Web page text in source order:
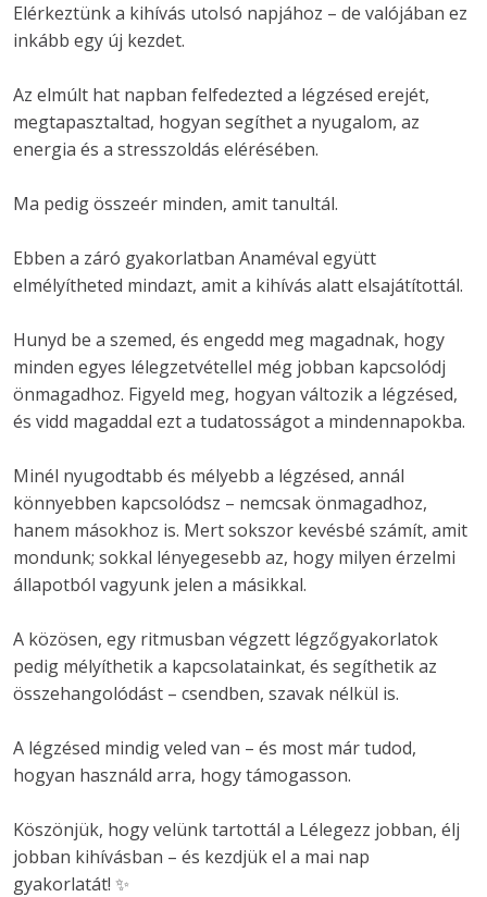
Elérkeztünk a kihívás utolsó napjához – de valójában ez
inkább egy új kezdet.
Az elmúlt hat napban felfedezted a légzésed erejét,
megtapasztaltad, hogyan segíthet a nyugalom, az
energia és a stresszoldás elérésében.
Ma pedig összeér minden, amit tanultál.
Ebben a záró gyakorlatban Anaméval együtt
elmélyítheted mindazt, amit a kihívás alatt elsajátítottál.
Hunyd be a szemed, és engedd meg magadnak, hogy
minden egyes lélegzetvétellel még jobban kapcsolódj
önmagadhoz. Figyeld meg, hogyan változik a légzésed,
és vidd magaddal ezt a tudatosságot a mindennapokba.
Minél nyugodtabb és mélyebb a légzésed, annál
könnyebben kapcsolódsz – nemcsak önmagadhoz,
hanem másokhoz is. Mert sokszor kevésbé számít, amit
mondunk; sokkal lényegesebb az, hogy milyen érzelmi
állapotból vagyunk jelen a másikkal.
A közösen, egy ritmusban végzett légzőgyakorlatok
pedig mélyíthetik a kapcsolatainkat, és segíthetik az
összehangolódást – csendben, szavak nélkül is.
A légzésed mindig veled van – és most már tudod,
hogyan használd arra, hogy támogasson.
Köszönjük, hogy velünk tartottál a Lélegezz jobban, élj
jobban kihívásban – és kezdjük el a mai nap
gyakorlatát! ✨